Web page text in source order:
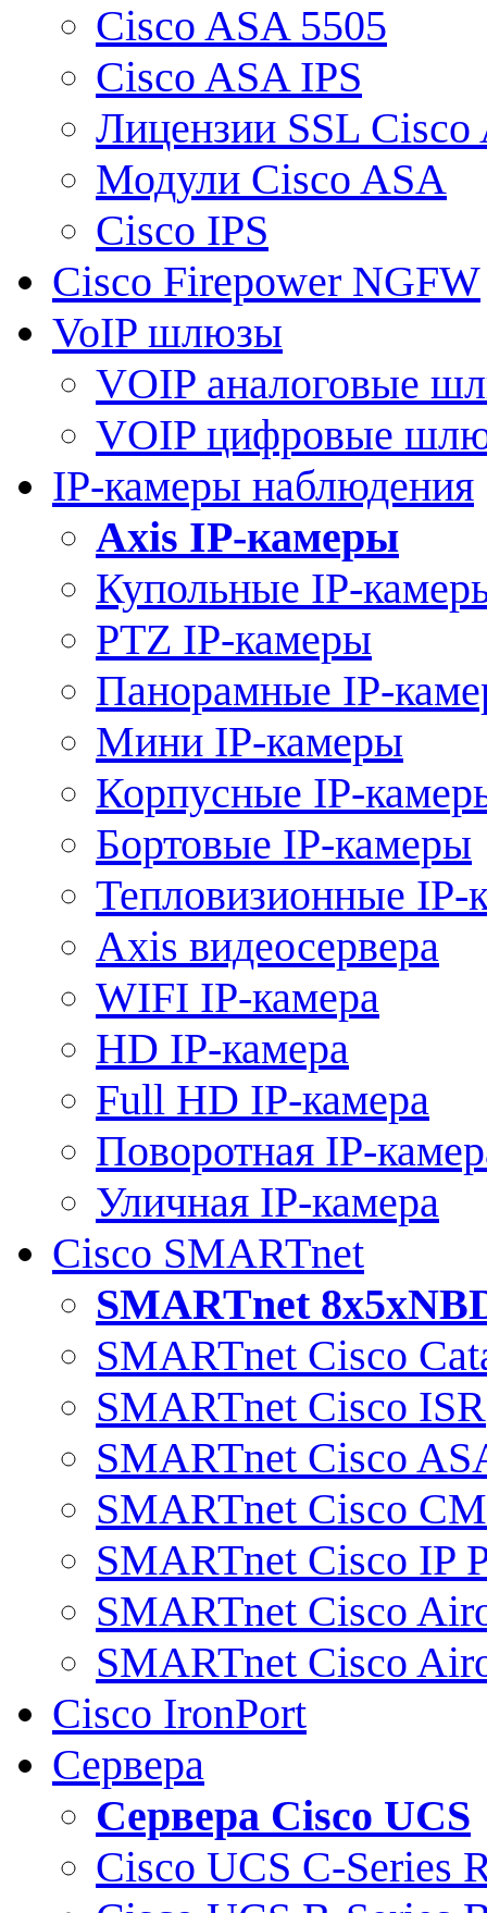
Cisco ASA 5505
Cisco ASA IPS
Лицензии SSL Cisco
Модули Cisco ASA
Cisco IPS
Cisco Firepower NGFW
VoIP шлюзы
VOIP аналоговые
VOIP цифровые
IP-камеры наблюдения
Axis IP-камеры
Купольные IP-
PTZ IP-камеры
Панорамные IP-
Мини IP-камеры
Корпусные IP-
Бортовые IP-камеры
Тепловизионные IP-
Axis видеосервера
WIFI IP-камера
HD IP-камера
Full HD IP-камера
Поворотная IP-
Уличная IP-камера
Cisco SMARTnet
SMARTnet
SMARTnet Cisco
SMARTnet Cisco ISR
SMARTnet Cisco
SMARTnet Cisco
SMARTnet Cisco IP
SMARTnet Cisco
SMARTnet Cisco
Cisco IronPort
Сервера
Сервера Cisco UCS
Cisco UCS C-Series